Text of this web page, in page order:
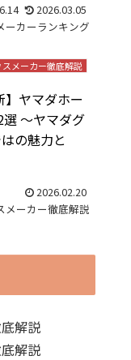
2026.03.05
ーカーランキング
スメーカー徹底解説
】ヤマダホー
～ヤマダグ
の魅力と
2026.02.20
メーカー徹底解説
解説
解説